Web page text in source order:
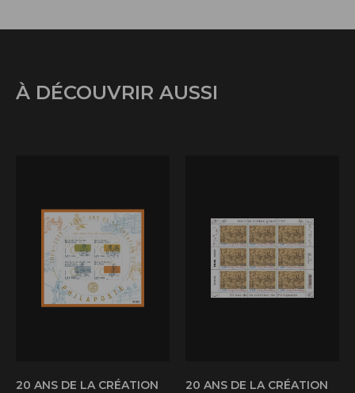
À DÉCOUVRIR AUSSI
20 ANS DE LA CRÉATION
20 ANS DE LA CRÉATION